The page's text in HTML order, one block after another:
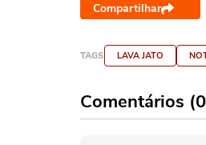
Compartilhar
TAGS LAVA JATO
Comentários